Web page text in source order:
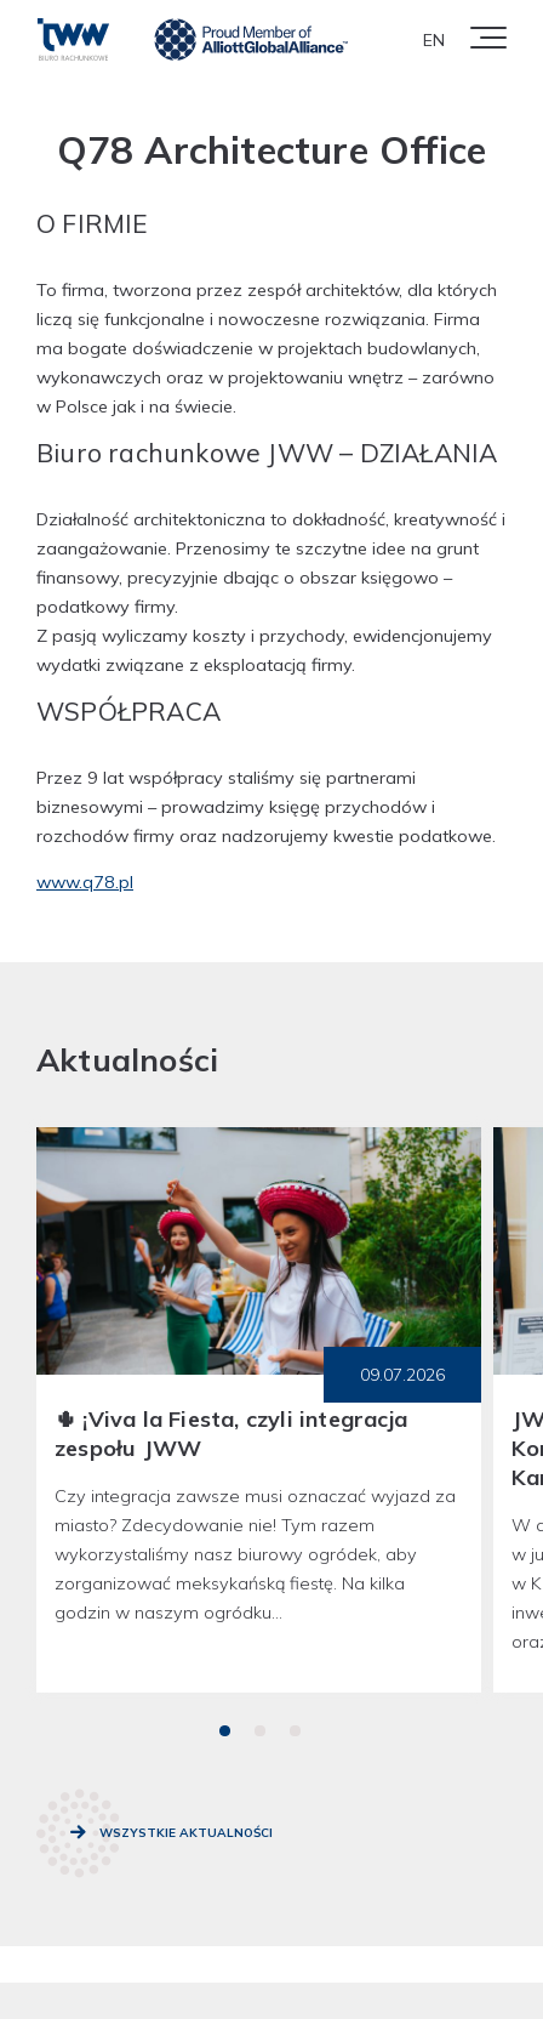
EN
Q78 Architecture Office
O FIRMIE
To firma, tworzona przez zespół architektów, dla których
liczą się funkcjonalne i nowoczesne rozwiązania. Firma
ma bogate doświadczenie w projektach budowlanych,
wykonawczych oraz w projektowaniu wnętrz – zarówno
w Polsce jak i na świecie.
Biuro rachunkowe JWW – DZIAŁANIA
Działalność architektoniczna to dokładność, kreatywność i
zaangażowanie. Przenosimy te szczytne idee na grunt
finansowy, precyzyjnie dbając o obszar księgowo –
podatkowy firmy.
Z pasją wyliczamy koszty i przychody, ewidencjonujemy
wydatki związane z eksploatacją firmy.
WSPÓŁPRACA
Przez 9 lat współpracy staliśmy się partnerami
biznesowymi – prowadzimy księgę przychodów i
rozchodów firmy oraz nadzorujemy kwestie podatkowe.
www.q78.pl
Aktualności
🌵 ¡Viva la Fiesta, czyli integracja
zespołu JWW
09.07.2026
Czy integracja zawsze musi oznaczać wyjazd za
miasto? Zdecydowanie nie! Tym razem
wykorzystaliśmy nasz biurowy ogródek, aby
zorganizować meksykańską fiestę. Na kilka
godzin w naszym ogródku...
W
w
w
WSZYSTKIE AKTUALNOŚCI